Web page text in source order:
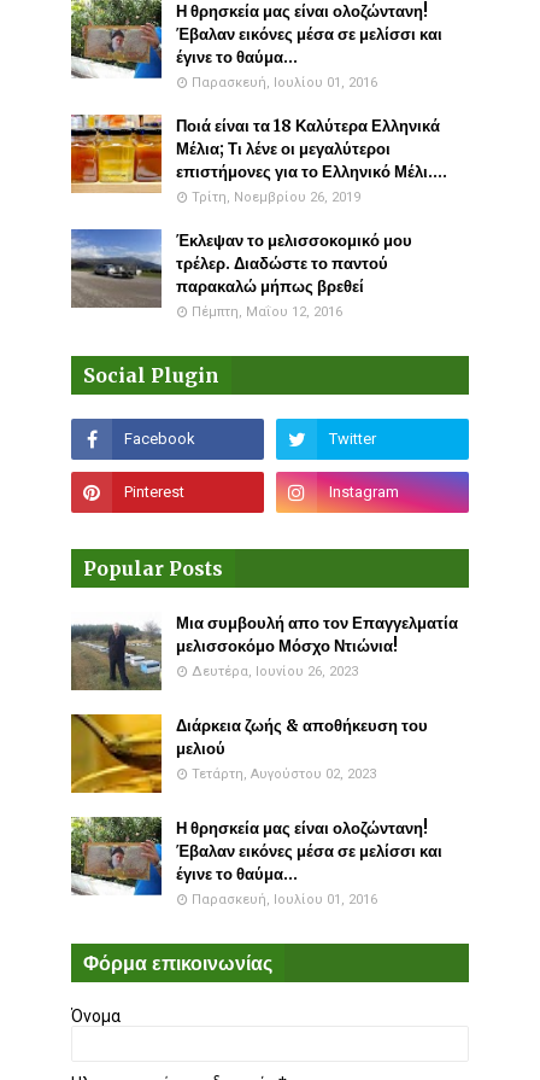
Η θρησκεία μας είναι ολοζώντανη!
Έβαλαν εικόνες μέσα σε μελίσσι και
έγινε το θαύμα...
Παρασκευή, Ιουλίου 01, 2016
Ποιά είναι τα 18 Καλύτερα Ελληνικά
Μέλια; Τι λένε οι μεγαλύτεροι
επιστήμονες για το Ελληνικό Μέλι....
Τρίτη, Νοεμβρίου 26, 2019
Έκλεψαν το μελισσοκομικό μου
τρέλερ. Διαδώστε το παντού
παρακαλώ μήπως βρεθεί
Πέμπτη, Μαΐου 12, 2016
Social Plugin
Popular Posts
Μια συμβουλή απο τον Επαγγελματία
μελισσοκόμο Μόσχο Ντιώνια!
Δευτέρα, Ιουνίου 26, 2023
Διάρκεια ζωής & αποθήκευση του
μελιού
Τετάρτη, Αυγούστου 02, 2023
Η θρησκεία μας είναι ολοζώντανη!
Έβαλαν εικόνες μέσα σε μελίσσι και
έγινε το θαύμα...
Παρασκευή, Ιουλίου 01, 2016
Φόρμα επικοινωνίας
Όνομα